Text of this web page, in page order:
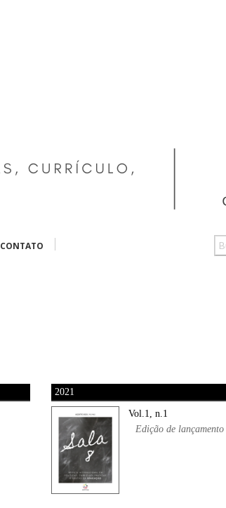
CONTATO
2021
Vol.1, n.1
Edição de lançamento